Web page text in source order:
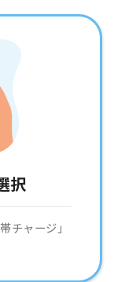
択
チャージ」